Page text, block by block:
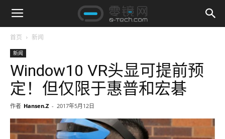
首页 新闻
新闻
Window10 VR头显可提前预
定！但仅限于惠普和宏碁
作者 Hansen.Z - 2017年5月12日